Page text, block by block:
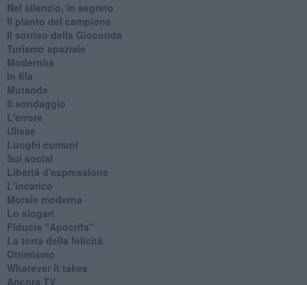
Nel silenzio, in segreto
Il pianto del campione
Il sorriso della Gioconda
Turismo spaziale
Modernità
In fila
Mutande
Il sondaggio
L'errore
Ulisse
Luoghi comuni
Sui social
Libertà d'espressione
L'incarico
Morale moderna
Lo slogan
Fiducia "Apocrifa"
La torta della felicità
Ottimismo
Whatever it takes
Ancora TV